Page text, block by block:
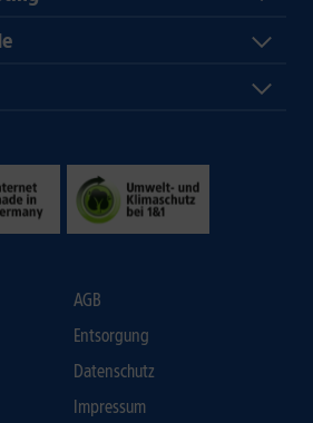
AGB
Entsorgung
Datenschutz
Impressum